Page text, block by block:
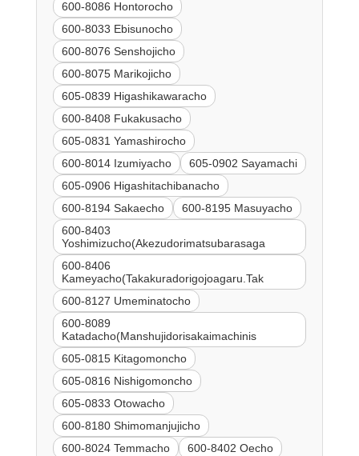
600-8086 Hontorocho
600-8033 Ebisunocho
600-8076 Senshojicho
600-8075 Marikojicho
605-0839 Higashikawaracho
600-8408 Fukakusacho
605-0831 Yamashirocho
600-8014 Izumiyacho
605-0902 Sayamachi
605-0906 Higashitachibanacho
600-8194 Sakaecho
600-8195 Masuyacho
600-8403
Yoshimizucho(Akezudorimatsubarasaga
600-8406
Kameyacho(Takakuradorigojoagaru.Tak
600-8127 Umeminatocho
600-8089
Katadacho(Manshujidorisakaimachinis
605-0815 Kitagomoncho
605-0816 Nishigomoncho
605-0833 Otowacho
600-8180 Shimomanjujicho
600-8024 Temmacho
600-8402 Oecho